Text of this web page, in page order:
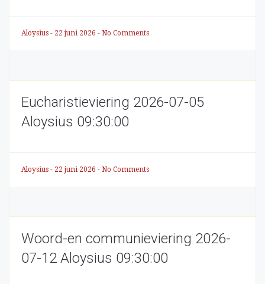
Aloysius - 22 juni 2026 - No Comments
Eucharistieviering 2026-07-05
Aloysius 09:30:00
Aloysius - 22 juni 2026 - No Comments
Woord-en communieviering 2026-
07-12 Aloysius 09:30:00